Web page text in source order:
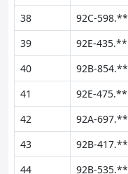
38
92C-598.**
39
92E-435.**
40
92B-854.**
41
92E-475.**
42
92A-697.**
43
92B-417.**
44
92B-535.**